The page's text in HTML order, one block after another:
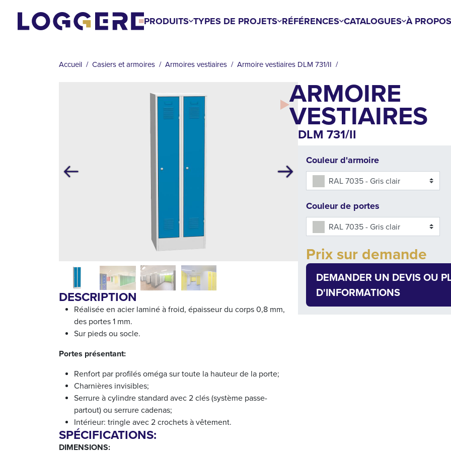
contenu
PRODUITS TYPES DE PROJETS RÉFÉRENCES CATALOGUES À
D'ARIANE
Accueil Casiers et armoires Armoires vestiaires Armoire vestiaires DLM 731/II
Suivant
DESCRIPTION
Réalisée en acier laminé à froid, épaisseur du corps 0,8 mm,
des portes 1 mm.
Sur pieds ou socle.
Portes présentant:
Renfort par profilés oméga sur toute la hauteur de la porte;
Charnières invisibles;
Serrure à cylindre standard avec 2 clés (système passe-
partout) ou serrure cadenas;
Intérieur: tringle avec 2 crochets à vêtement.
SPÉCIFICATIONS:
DIMENSIONS:
ARMOIRE
VESTIAIRES
DLM 731/II
Couleur d'armoire
RAL 7035 - Gris clair
Couleur de portes
RAL 7035 - Gris clair
Quantity
Add to cart
Prix sur demande
DEMANDER UN DEVIS OU
D'INFORMATIONS